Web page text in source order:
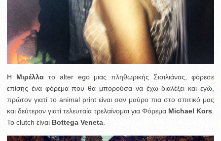
Η Μιρέλλατο alter ego μιας πληθωρικής Σισιλιάνας, φόρεσε
επίσης ένα φόρεμα που θα μπορούσα να έχω διαλέξει και εγώ,
πρώτον γιατί το animal print είναι σαν μαύρο πια στο σπιτικό μας
και δεύτερον γιατί τελευταία τρελαίνομαι για Φόρεμα Michael Kors
Το clutch είναι Bottega Veneta